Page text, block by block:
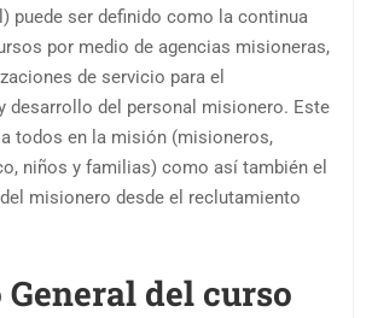
puede ser definido como la continua
por medio de agencias misioneras,
de servicio para el
desarrollo del personal misionero. Este
todos en la misión (misioneros,
niños y familias) como así también el
misionero desde el reclutamiento
del curso